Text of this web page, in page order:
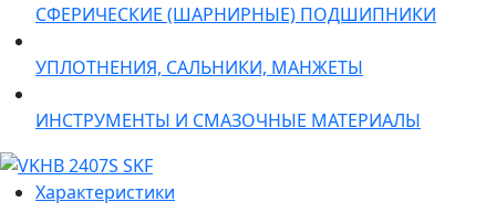
СФЕРИЧЕСКИЕ (ШАРНИРНЫЕ) ПОДШИПНИКИ
УПЛОТНЕНИЯ, САЛЬНИКИ, МАНЖЕТЫ
ИНСТРУМЕНТЫ И СМАЗОЧНЫЕ МАТЕРИАЛЫ
Характеристики